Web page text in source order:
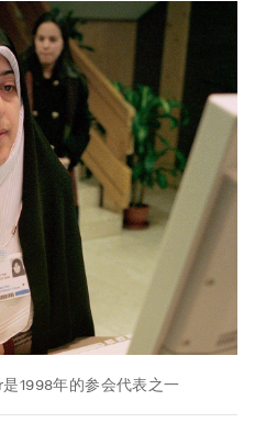
1998年的参会代表之一